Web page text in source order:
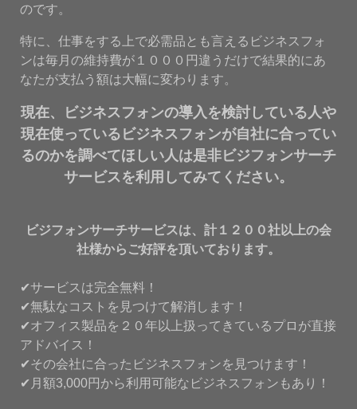
のです。
特に、仕事をする上で必需品とも言えるビジネスフォ
ンは毎月の維持費が１０００円違うだけで結果的にあ
なたが支払う額は大幅に変わります。
現在、ビジネスフォンの導入を検討している人や
現在使っているビジネスフォンが自社に合ってい
るのかを調べてほしい人は是非ビジフォンサーチ
サービスを利用してみてください。
ビジフォンサーチサービスは、計１２００社以上の会
社様からご好評を頂いております。
✔サービスは完全無料！
✔無駄なコストを見つけて解消します！
✔オフィス製品を２０年以上扱ってきているプロが直接
アドバイス！
✔その会社に合ったビジネスフォンを見つけます！
✔月額3,000円から利用可能なビジネスフォンもあり！